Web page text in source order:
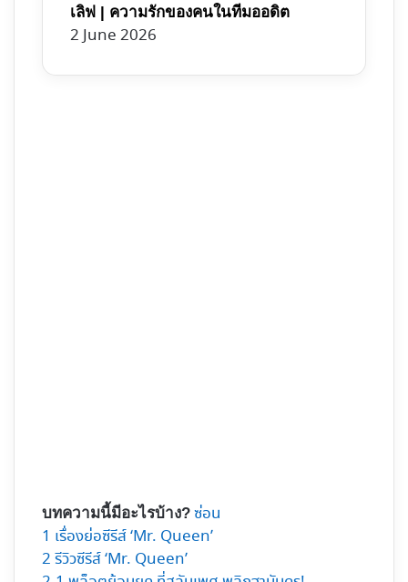
เลิฟ | ความรักของคนในทีมออดิต
2 June 2026
บทความนี้มีอะไรบ้าง? ซ่อน
1 เรื่องย่อซีรีส์ ‘Mr. Queen’
2 รีวิวซีรีส์ ‘Mr. Queen’